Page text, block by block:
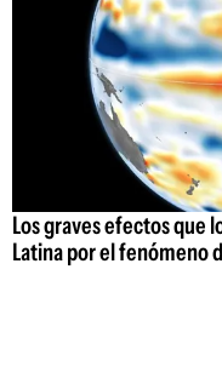
Los graves efectos que
Latina por el fenómeno